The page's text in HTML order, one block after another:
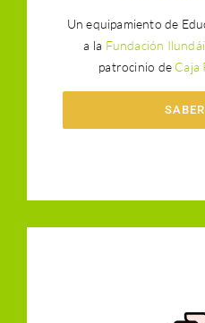
Un equipamiento de
a la Fundación
patrocinio de Caja